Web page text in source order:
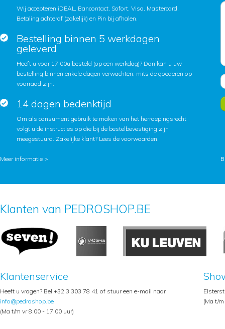
Wij accepteren iDEAL, Bancontact, Sofort, Visa, Mastercard,
Betaling achteraf (zakelijk) en Pin bij afhalen.
Bestelling binnen 5 werkdagen
geleverd
Heeft u voor 17:00u besteld (op een werkdag)? Dan kan u uw
bestelling binnen enkele dagen verwachten, mits de goederen op
voorraad zijn.
14 dagen bedenktijd
Om als consument gebruik te maken van het herroepingsrecht
volgt u de instructies op die bij de bestelbevestiging zijn
meegestuurd. Zakelijke klant? Lees de voorwaarden.
Meer informatie >
Klanten van PEDROSHOP.BE
Klantenservice
Heeft u vragen? Bel +32 3 303 78 41 of stuur een e-mail naar
info@pedroshop.be
(Ma t/m vr 8.00 - 17.00 uur)
(Ma t/